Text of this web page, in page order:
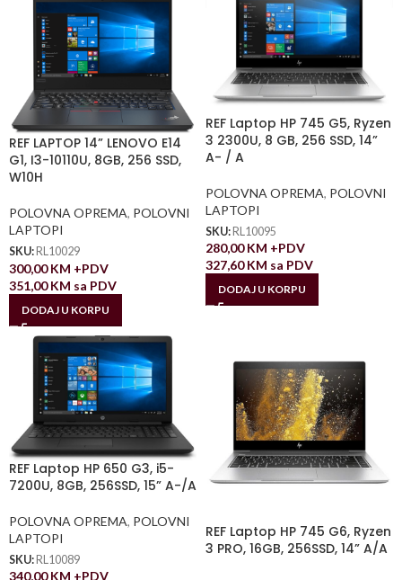
REF LAPTOP 14” LENOVO E14
G1, I3-10110U, 8GB, 256 SSD,
W10H
POLOVNA OPREMA, POLOVNI
LAPTOPI
SKU: RL10029
300,00KM +PDV
351,00KM sa PDV
DODAJ U KORPU
REF Laptop HP 745 G5, Ryzen
3 2300U, 8 GB, 256 SSD, 14”
A- / A
POLOVNA OPREMA, POLOVNI
LAPTOPI
SKU: RL10095
280,00KM +PDV
327,60KM sa PDV
DODAJ U KORPU
REF Laptop HP 650 G3, i5-
7200U, 8GB, 256SSD, 15” A-/A
POLOVNA OPREMA, POLOVNI
LAPTOPI
SKU: RL10089
340,00KM +PDV
REF Laptop HP 745 G6, Ryzen
3 PRO, 16GB, 256SSD, 14” A/A